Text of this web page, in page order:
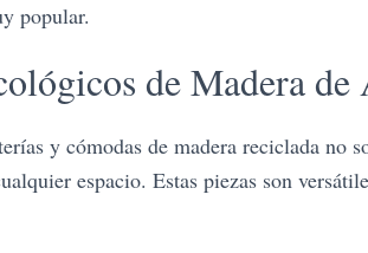
popular.
de Madera
y cómodas de madera reciclada no
espacio. Estas piezas son